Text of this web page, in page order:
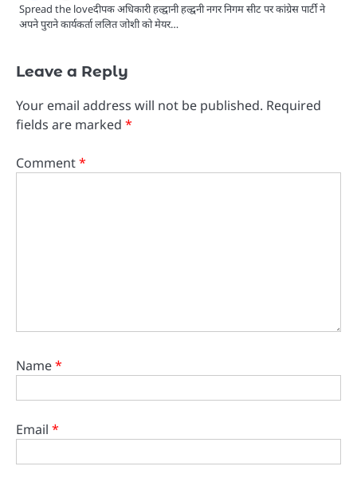
Spread the loveदीपक अधिकारी हल्द्वानी हल्द्वनी नगर निगम सीट पर कांग्रेस पार्टी ने
अपने पुराने कार्यकर्ता ललित जोशी को मेयर…
Leave a Reply
Your email address will not be published. Required
fields are marked *
Comment*
Name*
Email *